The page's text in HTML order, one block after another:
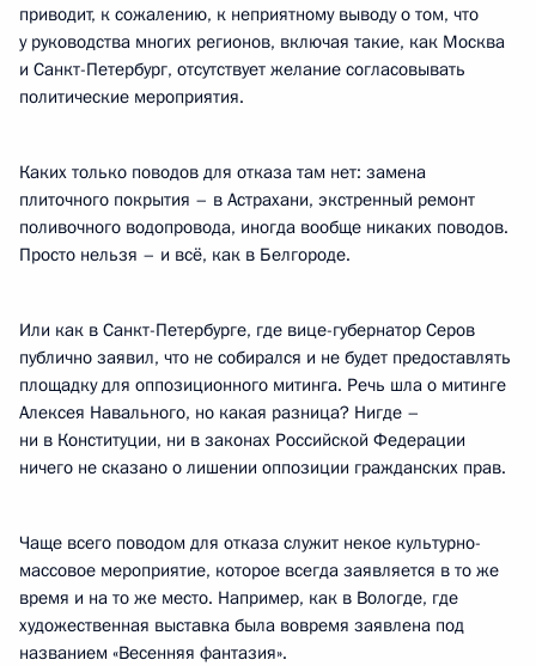
приводит, к сожалению, к неприятному выводу о том, что
у руководства многих регионов, включая такие, как Москва
и Санкт-Петербург, отсутствует желание согласовывать
политические мероприятия.
Каких только поводов для отказа там нет: замена
плиточного покрытия – в Астрахани, экстренный ремонт
поливочного водопровода, иногда вообще никаких поводов.
Просто нельзя – и всё, как в Белгороде.
Или как в Санкт-Петербурге, где вице-губернатор Серов
публично заявил, что не собирался и не будет предоставлять
площадку для оппозиционного митинга. Речь шла о митинге
Алексея Навального, но какая разница? Нигде –
ни в Конституции, ни в законах Российской Федерации
ничего не сказано о лишении оппозиции гражданских прав.
Чаще всего поводом для отказа служит некое культурно-
массовое мероприятие, которое всегда заявляется в то же
время и на то же место. Например, как в Вологде, где
художественная выставка была вовремя заявлена под
названием «Весенняя фантазия».